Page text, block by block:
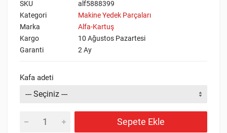
SKU
alf5888399
Kategori
Makine Yedek Parçaları
Marka
Alfa-Kartuş
Kargo
10 Ağustos Pazartesi
Garanti
2 Ay
Kafa adeti
Sepete Ekle